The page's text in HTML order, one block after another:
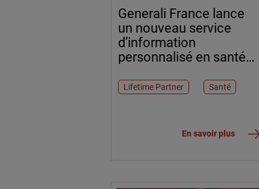
Generali France lance
un nouveau service
d’information
personnalisé en santé
Lifetime Partner Santé
En savoir plus